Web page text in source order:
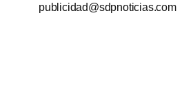
publicidad@sdpnoticias.com